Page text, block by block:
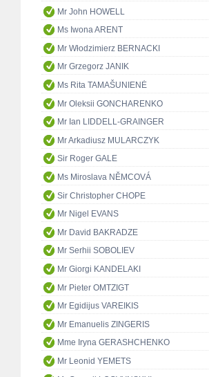
Mr John HOWELL
Ms Iwona ARENT
Mr Włodzimierz BERNACKI
Mr Grzegorz JANIK
Ms Rita TAMAŠUNIENĖ
Mr Oleksii GONCHARENKO
Mr Ian LIDDELL-GRAINGER
Mr Arkadiusz MULARCZYK
Sir Roger GALE
Ms Miroslava NĚMCOVÁ
Sir Christopher CHOPE
Mr Nigel EVANS
Mr David BAKRADZE
Mr Serhii SOBOLIEV
Mr Giorgi KANDELAKI
Mr Pieter OMTZIGT
Mr Egidijus VAREIKIS
Mr Emanuelis ZINGERIS
Mme Iryna GERASHCHENKO
Mr Leonid YEMETS